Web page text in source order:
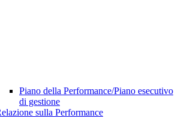
Piano della Performance/Piano esecutivo
di gestione
sulla Performance